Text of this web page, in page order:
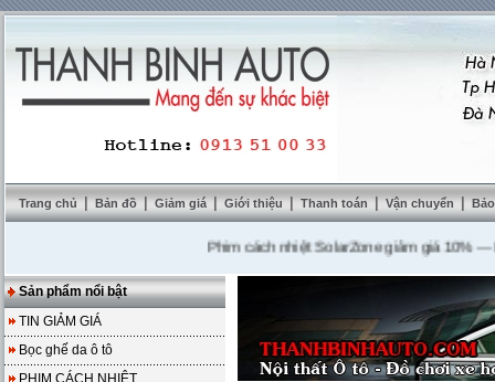
Trang chủ | Bản đồ | Giảm giá | Giới thiệu | Thanh toán | Vận chuyển |
Phim cách nhiệt SolarZone giảm giá 10%---Mua
Sản phẩm nổi bật
TIN GIẢM GIÁ
Bọc ghế da ô tô
PHIM CÁCH NHIỆT